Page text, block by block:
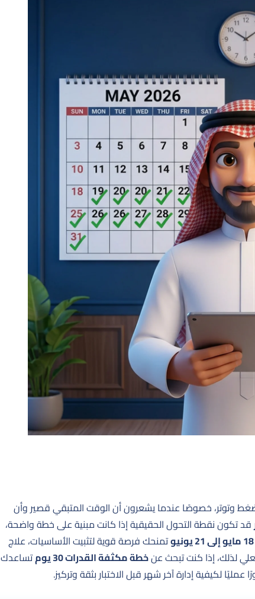
وتوتر، خصوصًا عندما يشعرون أن الوقت المتبقي قصير وأن
قد تكون نقطة التحول الحقيقية إذا كانت مبنية على خطة واضحة،
18 مايو إلى 21 يونيو
تمنحك فرصة قوية لتثبيت الأساسيات، علاج
لذلك، إذا كنت تبحث عنخطة مكثفة القدرات 30 يوم
تساعدك
عمليًا لكيفية إدارة آخر شهر قبل الاختبار بثقة وتركيز.